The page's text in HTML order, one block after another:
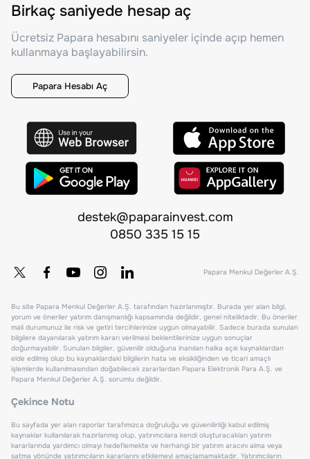
Birkaç saniyede hesap aç
Ücretsiz Papara hesabını saniyeler içinde açıp hemen
kullanmaya başlayabilirsin.
Papara Hesabı Aç
destek@paparainvest.com
0850 335 15 15
Papara Menkul Değerler A.Ş.
Bu site Papara Menkul Değerler A.Ş. tarafından hazırlanmıştır. Burada yer alan bilgi,
yorum ve öneriler yatırım danışmanlığı kapsamında değildir, genel niteliktedir. Bu öneriler
mali durumunuz ile risk ve getiri tercihlerinize uygun olmayabilir. Sadece burada sunulan
bilgilere dayanılarak yatırım kararı verilmesi beklentilerinize uygun sonuçlar
doğurmayabilir. Sunulan bilgiler, güvenilir olduğuna inanılan halka açık kaynaklardan
elde edilmiş olup bu kaynaklardaki bilgilerin hata ve eksikliğinden ve ticari amaçlı
işlemlerde kullanılmasından doğabilecek zararlardan Papara Elektronik Para A.Ş. ve
Papara Menkul Değerler A.Ş. sorumlu değildir.
Çekince Notu
Bu sayfada yer alan raporlar tarafımızca doğruluğu ve güvenilirliği kabul edilmiş
kaynaklar kullanılarak hazırlanmış olup, yatırımcılara kendi oluşturacakları yatırım
kararlarında yardımcı olmayı hedeflemekte ve herhangi bir yatırım aracını alma veya
satma yönünde yatırımcıların kararlarını etkilemeyi amaçlamamaktadır. Yatırımcıların